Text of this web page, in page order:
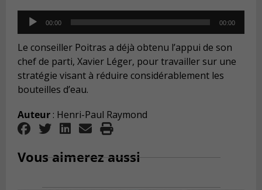
Audio
Player
00:00 00:00
Le conseiller Poitras a déjà obtenu l’appui de son
chef de parti, Xavier Léger, pour travailler sur une
stratégie visant à réduire considérablement les
bouteilles d’eau.
Auteur : Henri-Paul Raymond
Vous aimerez aussi